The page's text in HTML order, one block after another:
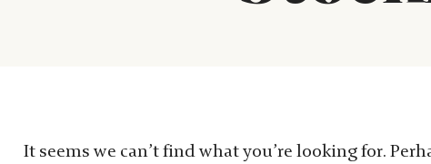
It seems we can’t find what you’re looking for.